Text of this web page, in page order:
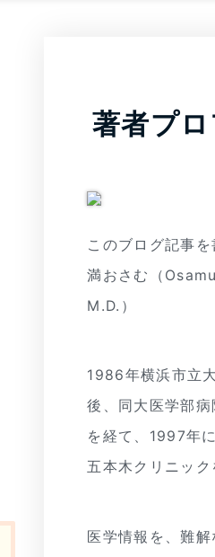
著者プ
このブログ記事
満おさむ（
M.D.）
1986年横浜市立
後、同大医学部
を経て、1997年
五本木クリニック
医学情報を、難